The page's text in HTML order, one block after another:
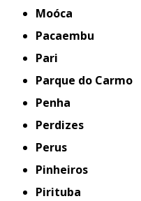
Moóca
Pacaembu
Pari
Parque do Carmo
Penha
Perdizes
Perus
Pinheiros
Pirituba